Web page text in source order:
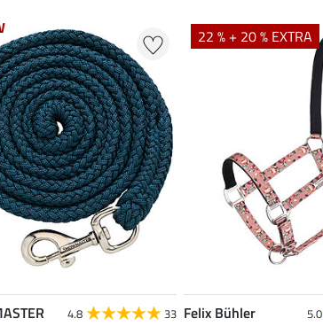
4.8 33
22 % + 20 % EXTRA
Felix Bühler 5.0